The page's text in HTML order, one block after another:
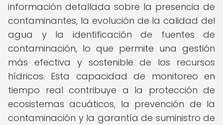
información detallada sobre la presencia de
contaminantes, la evolución de la calidad del
agua y la identificación de fuentes de
contaminación, lo que permite una gestión
más efectiva y sostenible de los recursos
hídricos. Esta capacidad de monitoreo en
tiempo real contribuye a la protección de
ecosistemas acuáticos, la prevención de la
contaminación y la garantía de suministro de